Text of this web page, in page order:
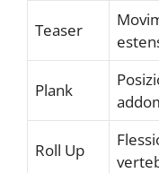
Teaser
Plank
Roll Up